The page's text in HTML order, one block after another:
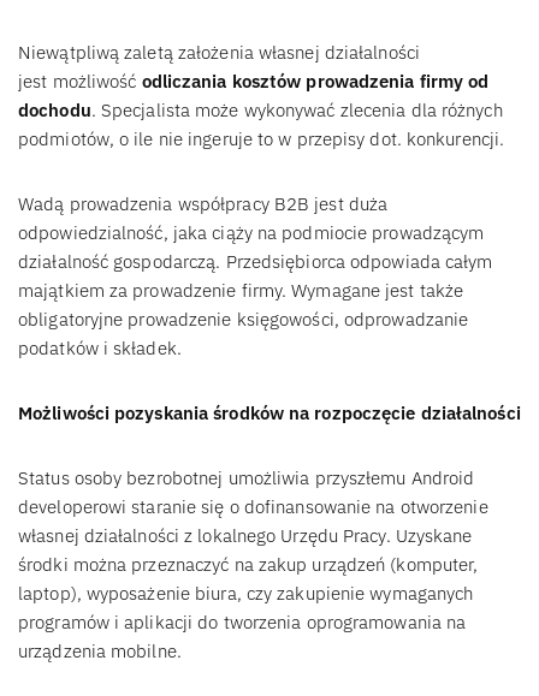
Niewątpliwą zaletą założenia własnej działalności
jest możliwość odliczania kosztów prowadzenia firmy od
dochodu. Specjalista może wykonywać zlecenia dla różnych
podmiotów, o ile nie ingeruje to w przepisy dot. konkurencji.
Wadą prowadzenia współpracy B2B jest duża
odpowiedzialność, jaka ciąży na podmiocie prowadzącym
działalność gospodarczą. Przedsiębiorca odpowiada całym
majątkiem za prowadzenie firmy. Wymagane jest także
obligatoryjne prowadzenie księgowości, odprowadzanie
podatków i składek.
Możliwości pozyskania środków na rozpoczęcie działalności
Status osoby bezrobotnej umożliwia przyszłemu Android
developerowi staranie się o dofinansowanie na otworzenie
własnej działalności z lokalnego Urzędu Pracy. Uzyskane
środki można przeznaczyć na zakup urządzeń (komputer,
laptop), wyposażenie biura, czy zakupienie wymaganych
programów i aplikacji do tworzenia oprogramowania na
urządzenia mobilne.